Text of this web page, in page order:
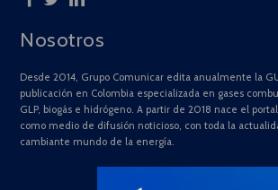
Nosotros
Desde 2014, Grupo Comunicar edita anualmente la
publicación en Colombia especializada en gases
GLP, biogás e hidrógeno. A partir de 2018 nace el
como medio de difusión noticioso, con toda la
cambiante mundo de la energía.